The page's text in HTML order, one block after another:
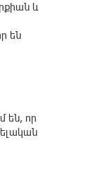
և
են
են, որ